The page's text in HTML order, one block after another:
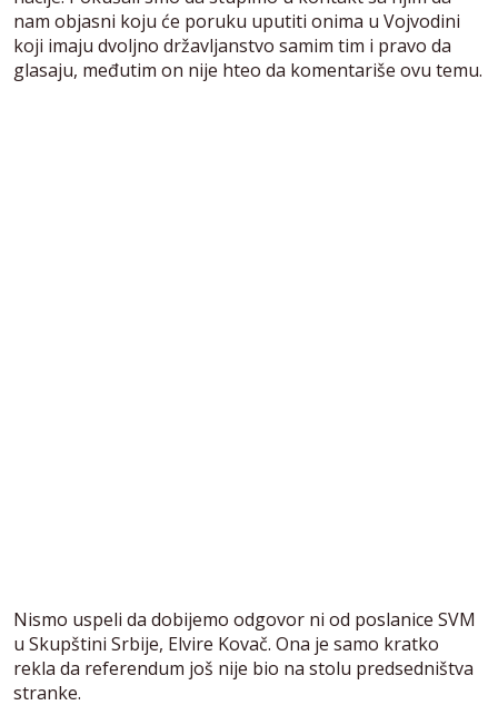
nam objasni koju će poruku uputiti onima u Vojvodini
koji imaju dvoljno državljanstvo samim tim i pravo da
glasaju, međutim on nije hteo da komentariše ovu temu.
Nismo uspeli da dobijemo odgovor ni od poslanice SVM
u Skupštini Srbije, Elvire Kovač. Ona je samo kratko
rekla da referendum još nije bio na stolu predsedništva
stranke.